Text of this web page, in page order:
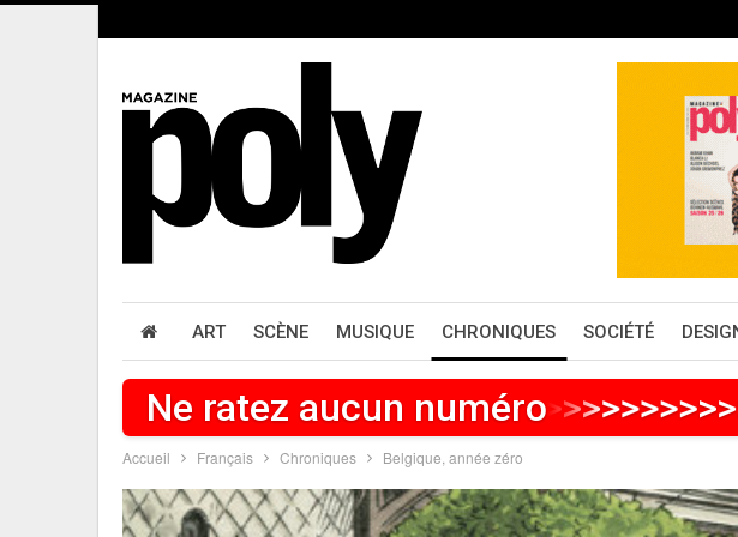
ART SCÈNE MUSIQUE CHRONIQUES SOCIÉTÉ
Ne ratez aucun numéro>>>>>>>>>
Accueil Français Chroniques Belgique, année zéro